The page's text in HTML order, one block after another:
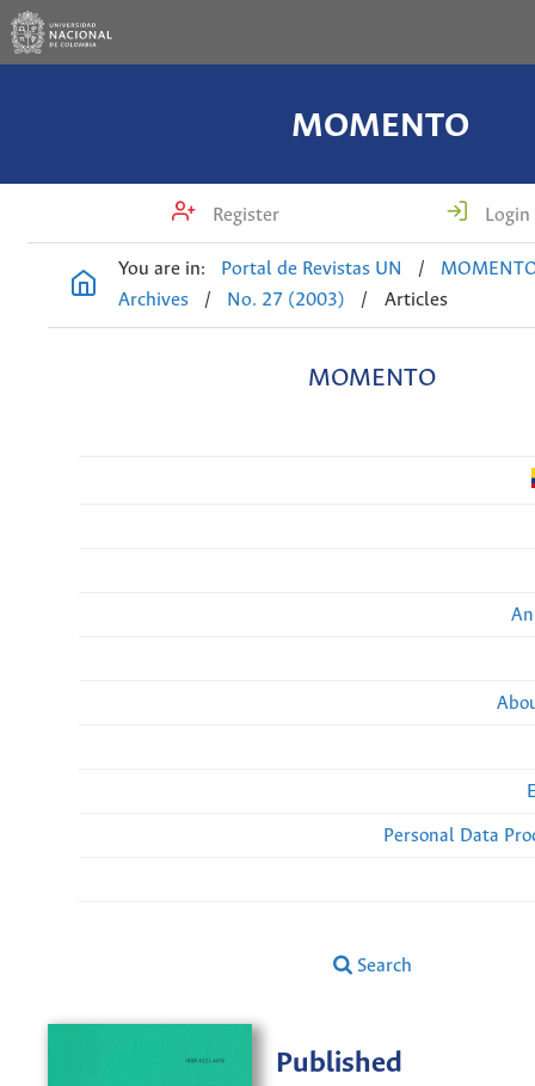
MOMENTO
Register Login
You are in: Portal de Revistas UN /
Archives
/ No. 27 (2003) / Articles
MOMENTO
Personal Data
Search
Published